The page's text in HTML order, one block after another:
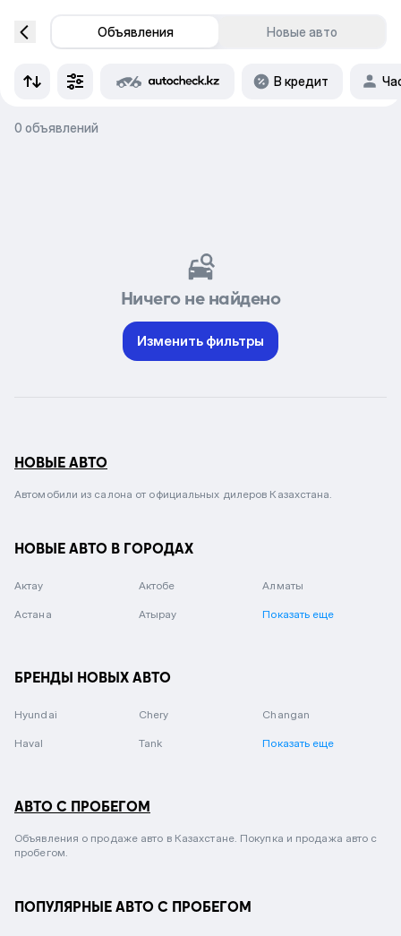
Объявления Новые авто
В кредит
0 объявлений
Ничего не найдено
Изменить фильтры
НОВЫЕ АВТО
Автомобили из салона от официальных дилеров Казахстана.
НОВЫЕ АВТО В ГОРОДАХ
Актау Актобе Алматы
Астана Атырау Показать еще
БРЕНДЫ НОВЫХ АВТО
Hyundai Chery Changan
Haval Tank Показать еще
АВТО С ПРОБЕГОМ
Объявления о продаже авто в Казахстане. Покупка и продажа авто с
пробегом.
ПОПУЛЯРНЫЕ АВТО С ПРОБЕГОМ